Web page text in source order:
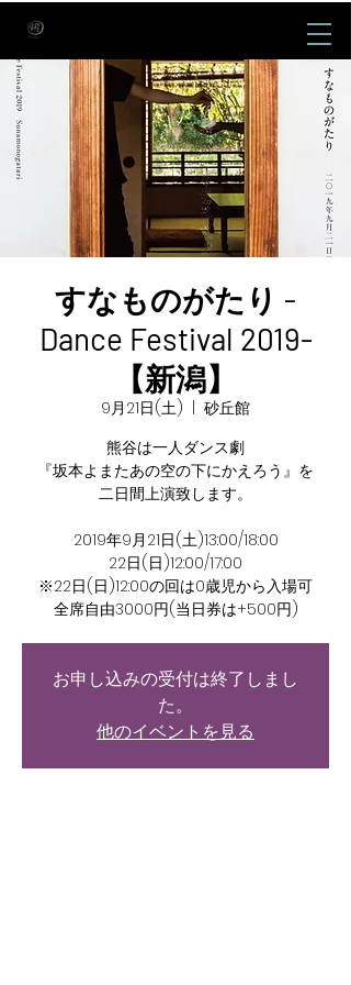
すなものがたり -
Dance Festival 2019-
【新潟】
9月21日(土)
砂丘館
熊谷は一人ダンス劇
『坂本よまたあの空の下にかえろう』を
二日間上演致します。
2019年9月21日(土)13:00/18:00
22日(日)12:00/17:00
※22日(日)12:00の回は0歳児から入場可
全席自由3000円(当日券は+500円)
お申し込みの受付は終了しまし
た。
他のイベントを見る